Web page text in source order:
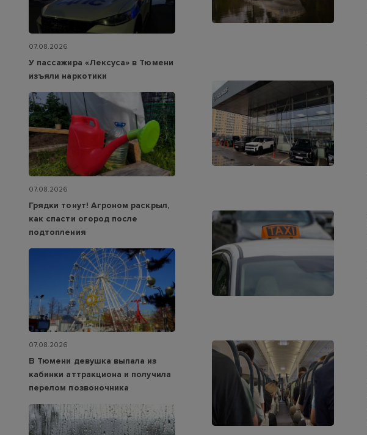
07.08.2026
У пассажира «Лексуса» в Тюмени
изъяли наркотики
07.08.2026
Грядки тонут! Агроном раскрыл,
как спасти огород после
подтопления
07.08.2026
В Тюмени девушка выпала из
кабинки аттракциона и получила
перелом позвоночника